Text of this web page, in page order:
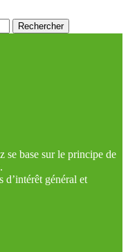
se base sur le principe de
d’intérêt général et